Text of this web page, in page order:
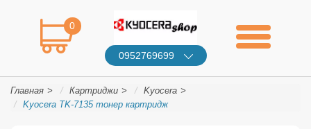
0
0952769699
Главная Картриджи
Kyocera
Kyocera TK-7135 тонер картридж